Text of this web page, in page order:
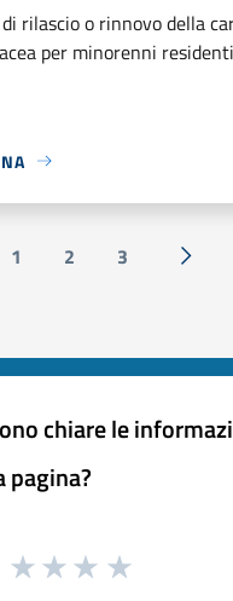
rilascio o rinnovo della
per minorenni residenti
1 2 3
chiare le
pagina?